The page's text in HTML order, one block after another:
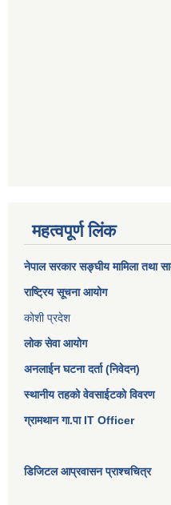
महत्वपूर्ण लिंक
नेपाल सरकारसङ्घीय मामिला तथा
राष्ट्रिय सूचना आयोग
कोशी प्रदेश
लोक सेवा आयोग
अनलाईन घटना दर्ता (निवेदन)
स्थानीय तहको वेवसाईटको विवरण
ग्रामथान गा.पा IT Officer
डिजिटल आप्रवासन प्राश्चचित्र